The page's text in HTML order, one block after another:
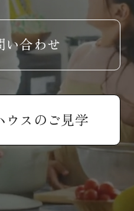
い合わせ
ウスのご見学